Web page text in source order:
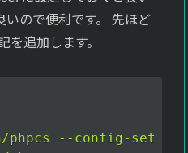
ので便利です。 先ほど
を追加します。
--config-set